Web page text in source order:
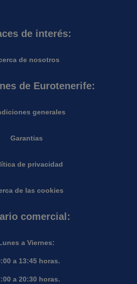
de interés:
de nosotros
de Eurotenerife:
generales
Garantias
de privacidad
de las cookies
comercial:
a Viernes:
a 13:45 horas.
a 20:30 horas.